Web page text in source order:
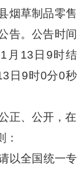
烟草制品零售
告。公告时间
1 月 13 日 9 时结
日 9时0分0秒
正、公开， 在
以全国统一专